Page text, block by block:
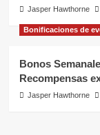
Jasper Hawthorne
Bonificaciones de
Bonos
Recompensas
Jasper Hawthorne